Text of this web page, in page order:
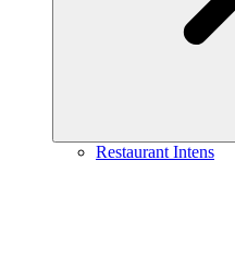
Restaurant Intens